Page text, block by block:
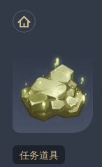
任务道具